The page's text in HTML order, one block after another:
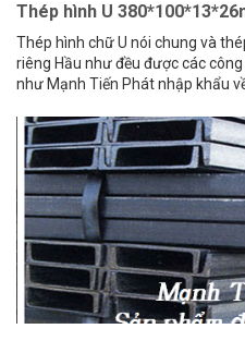
Thép hình U
Thép hình chữ U nói chung và
riêng Hầu như đều được các
như Mạnh Tiến Phát nhập khẩu